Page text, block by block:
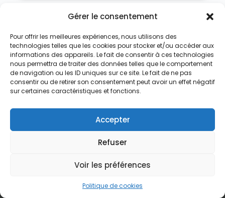
Gérer le consentement
Pour offrir les meilleures expériences, nous utilisons des
technologies telles que les cookies pour stocker et/ou accéder aux
informations des appareils. Le fait de consentir à ces technologies
nous permettra de traiter des données telles que le comportement
de navigation ou les ID uniques sur ce site. Le fait de ne pas
consentir ou de retirer son consentement peut avoir un effet négatif
sur certaines caractéristiques et fonctions.
Accepter
Refuser
Voir les préférences
Politique de cookies
Contact
(+32)492759069
Nous Achetons des Maisons
Nous Achetons des appartements
Nous Achetons des terrains
Nous Achetons des immeubles de rapport
Qui est Vendre Sans Agence